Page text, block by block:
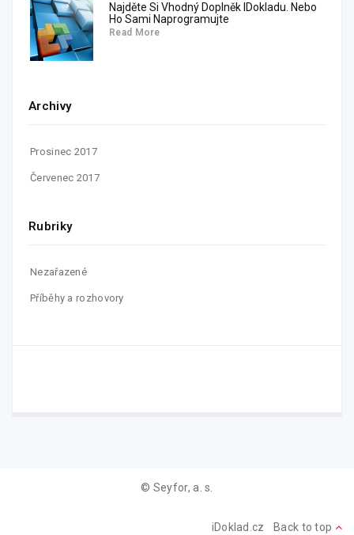
Najděte Si Vhodný Doplněk IDokladu. Nebo
Ho Sami Naprogramujte
Read More
Archivy
Prosinec 2017
Červenec 2017
Rubriky
Nezařazené
Příběhy a rozhovory
© Seyfor, a. s.
iDoklad.cz Back to top